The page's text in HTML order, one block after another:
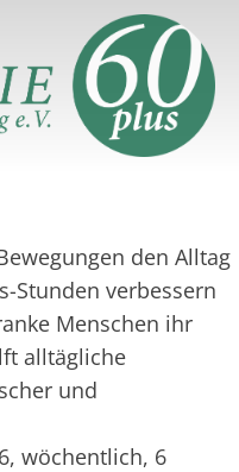
den Alltag
Stunden verbessern
Menschen ihr
alltägliche
und
wöchentlich, 6